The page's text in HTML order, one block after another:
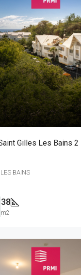
Gilles Les Bains
BAINS
38
m2